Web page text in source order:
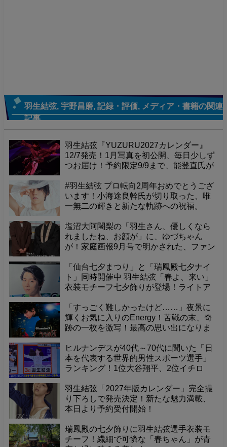
羽生結弦 宇野昌磨 記録・評価 メディア・書籍の関連
記事
羽生結弦『YUZURU2027カレンダー』
12/7発売！1月写真を初公開、毎日少しず
つお届け！予約限定9/9まで、能登直氏が
#羽生結弦 プロ転向2周年おめでとうござ
います！小海途良幹氏が切り取った、唯
一無二の輝きと新たな軌跡への祝福。
塩沼大阿闍梨の「羽生さん、優しくなら
れましたね、お顔が」に、ゆづちゃん
が！家庭画報9月号で明かされた、ファン
「仙台七夕まつり」と「瑞鳳殿七夕ナイ
ト」同時開催中 羽生結弦「春よ、来い」
衣装モチーフ七夕飾りが登場！ライトア
「すっごく難しかったけど……」夜景に
輝くお気に入りのEnergy！苦戦の末、奇
跡の一枚を激写！最高の思い出になりま
ヒルナンデスが40代～70代に聞いた「日
本を代表する世界的男性スポーツ選手」
ランキング！1位大谷翔平、2位イチロ
羽生結弦「2027年版カレンダー」完全撮
り下ろしで発売決定！新たな魅力満載、
本日より予約受付開始！
瑞鳳殿の七夕飾りに羽生結弦選手衣装モ
チーフ！繊細で可憐な「春ちゃん」が青